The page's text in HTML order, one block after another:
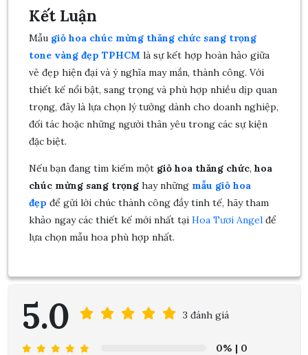
Kết Luận
Mẫu giỏ hoa chúc mừng thăng chức sang trọng
tone vàng đẹp TPHCMlà sự kết hợp hoàn hảo giữa
vẻ đẹp hiện đại và ý nghĩa may mắn, thành công. Với
thiết kế nổi bật, sang trọng và phù hợp nhiều dịp quan
trọng, đây là lựa chọn lý tưởng dành cho doanh nghiệp,
đối tác hoặc những người thân yêu trong các sự kiện
đặc biệt.
Nếu bạn đang tìm kiếm một giỏ hoa thăng chức, hoa
chúc mừng sang trọnghay những mẫu giỏ hoa
đẹp để gửi lời chúc thành công đầy tinh tế, hãy tham
khảo ngay các thiết kế mới nhất tại Hoa Tươi Angelđể
lựa chọn mẫu hoa phù hợp nhất.
5.0 3 đánh giá
0% | 0